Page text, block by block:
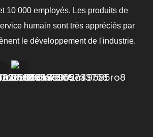
10 000 employés. Les produits de
humain sont très appréciés par
le développement de l'industrie.